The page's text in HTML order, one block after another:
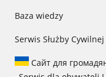
Baza wiedzy
Serwis Służby Cywilnej
Сайт для